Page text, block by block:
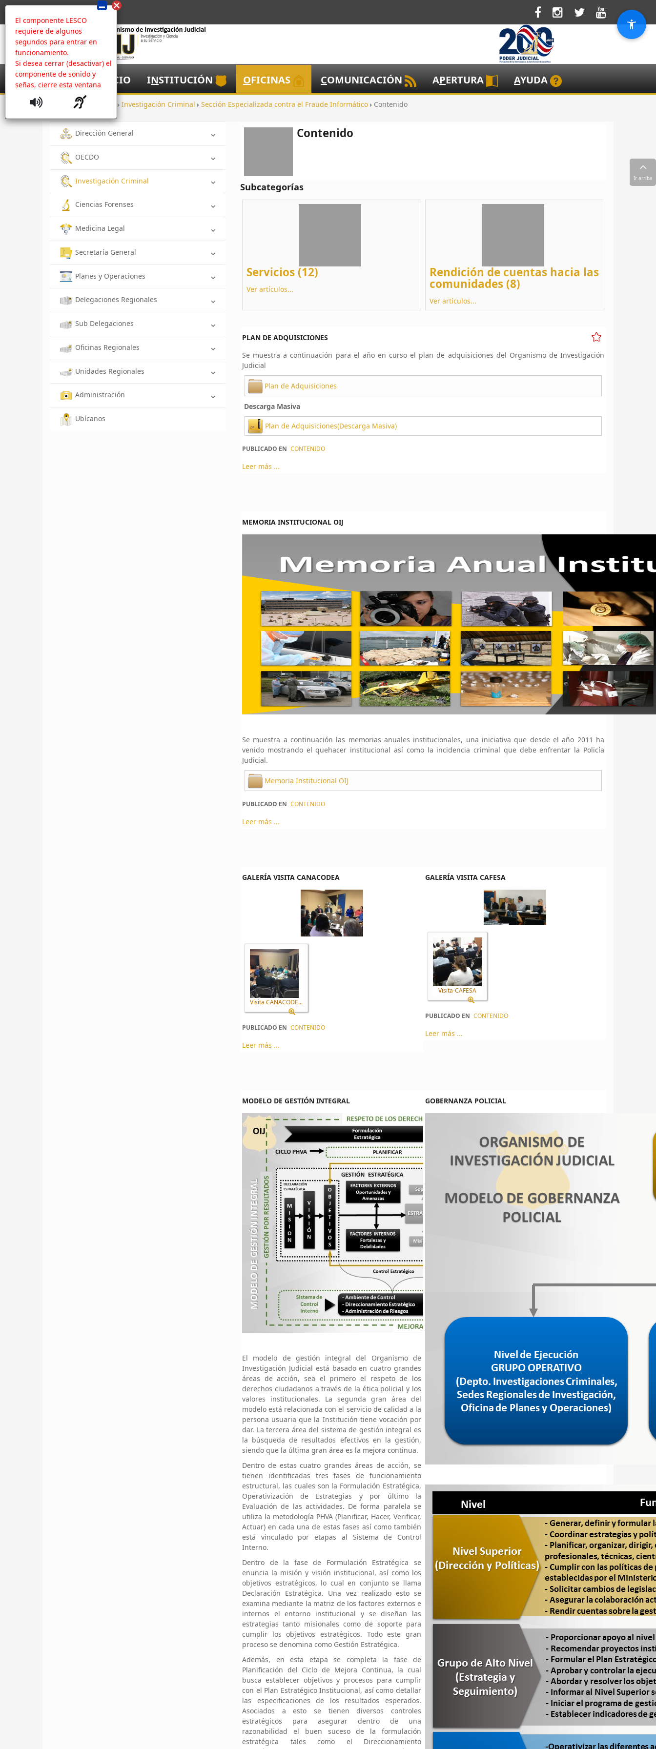
El componente LESCO
requiere de algunos
segundos para entrar en
funcionamiento.
Si desea cerrar (desactivar) el
componente de sonido y
señas, cierre esta ventana
NICIO INSTITUCIÓN OFICINAS COMUNICACIÓN APERTURA AYUDA
Inicio Investigación Criminal Sección Especializada contra el Fraude Informático Contenido
Dirección General
OECDO
Investigación Criminal
Ciencias Forenses
Medicina Legal
Secretaría General
Planes y Operaciones
Delegaciones Regionales
Sub Delegaciones
Oficinas Regionales
Unidades Regionales
Administración
Ubícanos
Contenido
Subcategorías
Servicios (12)
Ver artículos...
Rendición de cuentas hacia las
comunidades (8)
Ver artículos...
PLAN DE ADQUISICIONES
Se muestra a continuación para el año en curso el plan de adquisiciones del Organismo de Investigación
Judicial
Plan de Adquisiciones
Descarga Masiva
Plan de Adquisiciones(Descarga Masiva)
PUBLICADO EN CONTENIDO
Leer más ...
MEMORIA INSTITUCIONAL OIJ
Se muestra a continuación las memorias anuales institucionales, una iniciativa que desde el año 2011 ha
venido mostrando el quehacer institucional así como la incidencia criminal que debe enfrentar la Policía
Judicial.
Memoria Institucional OIJ
PUBLICADO EN CONTENIDO
Leer más ...
GALERÍA VISITA CANACODEA
Visita CANACODE...
PUBLICADO EN CONTENIDO
Leer más ...
GALERÍA VISITA CAFESA
Visita-CAFESA
PUBLICADO EN CONTENIDO
Leer más ...
MODELO DE GESTIÓN INTEGRAL
El modelo de gestión integral del Organismo de
Investigación Judicial está basado en cuatro grandes
áreas de acción, sea el primero el respeto de los
derechos ciudadanos a través de la ética policial y los
valores institucionales. La segunda gran área del
modelo está relacionada con el servicio de calidad a la
persona usuaria que la Institución tiene vocación por
dar. La tercera área del sistema de gestión integral es
la búsqueda de resultados efectivos en la gestión,
siendo que la última gran área es la mejora continua.
Dentro de estas cuatro grandes áreas de acción, se
tienen identificadas tres fases de funcionamiento
estructural, las cuales son la Formulación Estratégica,
Operativización de Estrategias y por último la
Evaluación de las actividades. De forma paralela se
utiliza la metodología PHVA (Planificar, Hacer, Verificar,
Actuar) en cada una de estas fases así como también
está vinculado por etapas al Sistema de Control
Interno.
Dentro de la fase de Formulación Estratégica se
enuncia la misión y visión institucional, así como los
objetivos estratégicos, lo cual en conjunto se llama
Declaración Estratégica. Una vez realizado esto se
examina mediante la matriz de los factores externos e
internos el entorno institucional y se diseñan las
estrategias tanto misionales como de soporte para
cumplir los objetivos estratégicos. Todo este gran
proceso se denomina como Gestión Estratégica.
Además, en esta etapa se completa la fase de
Planificación del Ciclo de Mejora Continua, la cual
busca establecer objetivos y procesos para cumplir
con el Plan Estratégico Institucional, así como detallar
las especificaciones de los resultados esperados.
Asociados a esto se tienen diversos controles
estratégicos para asegurar dentro de una
razonabilidad el buen suceso de la formulación
estratégica tales como el Direccionamiento
GOBERNANZA POLICIAL
Ir arriba